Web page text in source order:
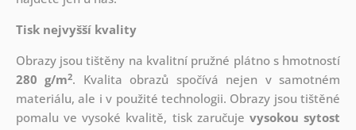
Tisk nejvyšší kvality
Obrazy jsou tištěny na kvalitní pružné plátno s hmotností
280 g/m2. Kvalita obrazů spočívá nejen v samotném
materiálu, ale i v použité technologii. Obrazy jsou tištěné
pomalu ve vysoké kvalitě, tisk zaručuje vysokou sytost